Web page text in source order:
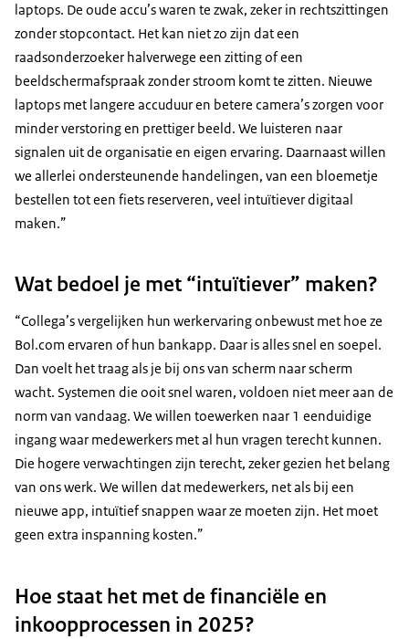
laptops. De oude accu’s waren te zwak, zeker in rechtszittingen
zonder stopcontact. Het kan niet zo zijn dat een
raadsonderzoeker halverwege een zitting of een
beeldschermafspraak zonder stroom komt te zitten. Nieuwe
laptops met langere accuduur en betere camera’s zorgen voor
minder verstoring en prettiger beeld. We luisteren naar
signalen uit de organisatie en eigen ervaring. Daarnaast willen
we allerlei ondersteunende handelingen, van een bloemetje
bestellen tot een fiets reserveren, veel intuïtiever digitaal
maken.”
Wat bedoel je met “intuïtiever” maken?
“Collega’s vergelijken hun werkervaring onbewust met hoe ze
Bol.com ervaren of hun bankapp. Daar is alles snel en soepel.
Dan voelt het traag als je bij ons van scherm naar scherm
wacht. Systemen die ooit snel waren, voldoen niet meer aan de
norm van vandaag. We willen toewerken naar 1 eenduidige
ingang waar medewerkers met al hun vragen terecht kunnen.
Die hogere verwachtingen zijn terecht, zeker gezien het belang
van ons werk. We willen dat medewerkers, net als bij een
nieuwe app, intuïtief snappen waar ze moeten zijn. Het moet
geen extra inspanning kosten.”
Hoe staat het met de financiële en
inkoopprocessen in 2025?